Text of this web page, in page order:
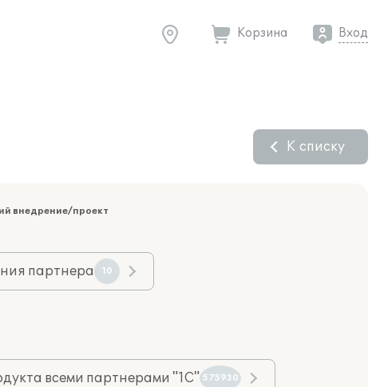
Корзина Вход
К списку
внедрение/проект
партнера 10
всеми партнерами "1С" 575930